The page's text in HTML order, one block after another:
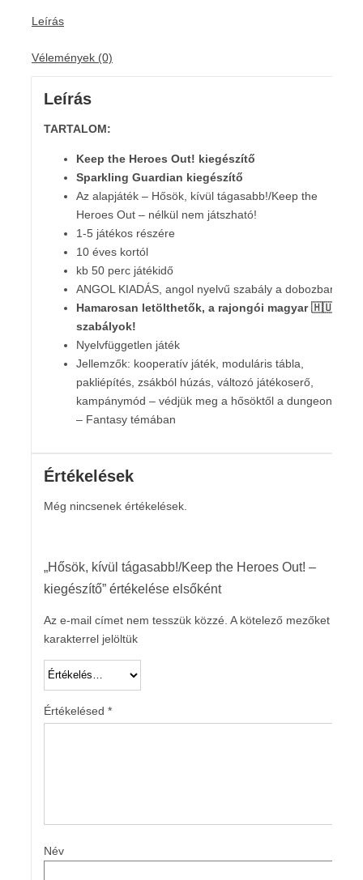
Leírás
Vélemények (0)
Leírás
TARTALOM:
Keep the Heroes Out! kiegészítő
Sparkling Guardian kiegészítő
Az alapjáték – Hősök, kívül tágasabb!/Keep the
Heroes Out – nélkül nem játszható!
1-5 játékos részére
10 éves kortól
kb 50 perc játékidő
ANGOL KIADÁS, angol nyelvű szabály a dobozban
Hamarosan letölthetők, a rajongói magyar🇭🇺
szabályok!
Nyelvfüggetlen játék
Jellemzők: kooperatív játék, moduláris tábla,
pakliépítés, zsákból húzás, változó játékoserő,
kampánymód – védjük meg a hősöktől a dungeont!
– Fantasy témában
Értékelések
Még nincsenek értékelések.
„Hősök, kívül tágasabb!/Keep the Heroes Out! –
kiegészítő” értékelése elsőként
Az e-mail címet nem tesszük közzé. A kötelező mezőket
karakterrel jelöltük
Értékelésed *
Név